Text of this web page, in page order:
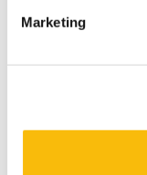
Marketing